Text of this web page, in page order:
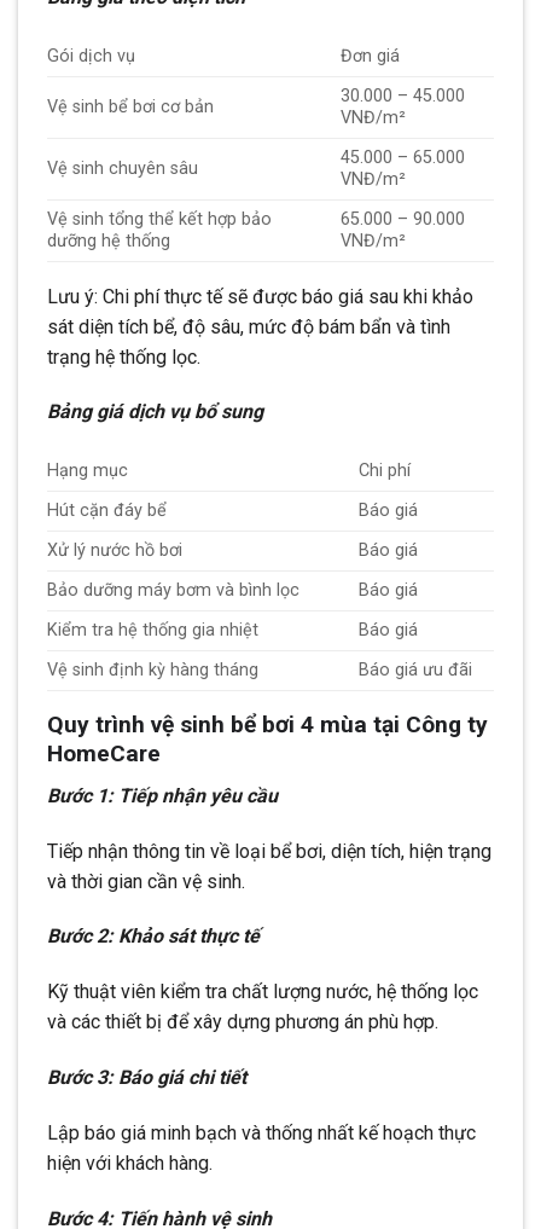
Gói dịch vụ Đơn giá
Vệ sinh bể bơi cơ bản
30.000 – 45.000
VNĐ/m²
Vệ sinh chuyên sâu
45.000 – 65.000
VNĐ/m²
Vệ sinh tổng thể kết hợp bảo
dưỡng hệ thống
65.000 – 90.000
VNĐ/m²
Lưu ý: Chi phí thực tế sẽ được báo giá sau khi khảo
sát diện tích bể, độ sâu, mức độ bám bẩn và tình
trạng hệ thống lọc.
Bảng giá dịch vụ bổ sung
Hạng mục
Chi phí
Hút cặn đáy bể
Báo giá
Xử lý nước hồ bơi
Báo giá
Bảo dưỡng máy bơm và bình lọc
Báo giá
Kiểm tra hệ thống gia nhiệt
Báo giá
Vệ sinh định kỳ hàng tháng
Báo giá ưu đãi
Quy trình vệ sinh bể bơi 4 mùa tại Công ty
HomeCare
Bước 1: Tiếp nhận yêu cầu
Tiếp nhận thông tin về loại bể bơi, diện tích, hiện trạng
và thời gian cần vệ sinh.
Bước 2: Khảo sát thực tế
Kỹ thuật viên kiểm tra chất lượng nước, hệ thống lọc
và các thiết bị để xây dựng phương án phù hợp.
Bước 3: Báo giá chi tiết
Lập báo giá minh bạch và thống nhất kế hoạch thực
hiện với khách hàng.
Bước 4: Tiến hành vệ sinh